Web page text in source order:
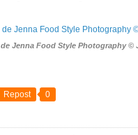
Jenna Food Style Photography ©
Repost 0